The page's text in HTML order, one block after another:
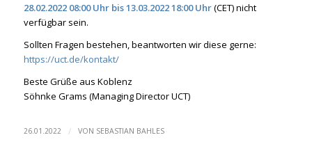
28.02.2022 08:00 Uhr bis 13.03.2022 18:00 Uhr(CET) nicht
verfügbar sein.
Sollten Fragen bestehen, beantworten wir diese gerne:
https://uct.de/kontakt/
Beste Grüße aus Koblenz
Söhnke Grams (Managing Director UCT)
26.01.2022 / VON SEBASTIAN BAHLES